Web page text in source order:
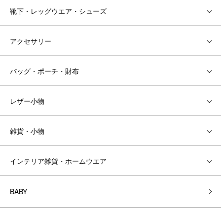
靴下・レッグウエア・シューズ
アクセサリー
バッグ・ポーチ・財布
レザー小物
雑貨・小物
インテリア雑貨・ホームウエア
BABY